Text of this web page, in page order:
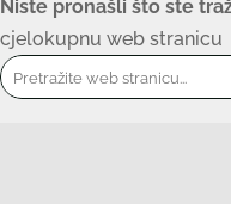
Niste pronašli što ste
cjelokupnu web stranicu
Search
for: